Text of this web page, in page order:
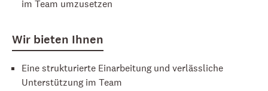
im Team umzusetzen
Wir bieten Ihnen
Eine strukturierte Einarbeitung und verlässliche
Unterstützung im Team